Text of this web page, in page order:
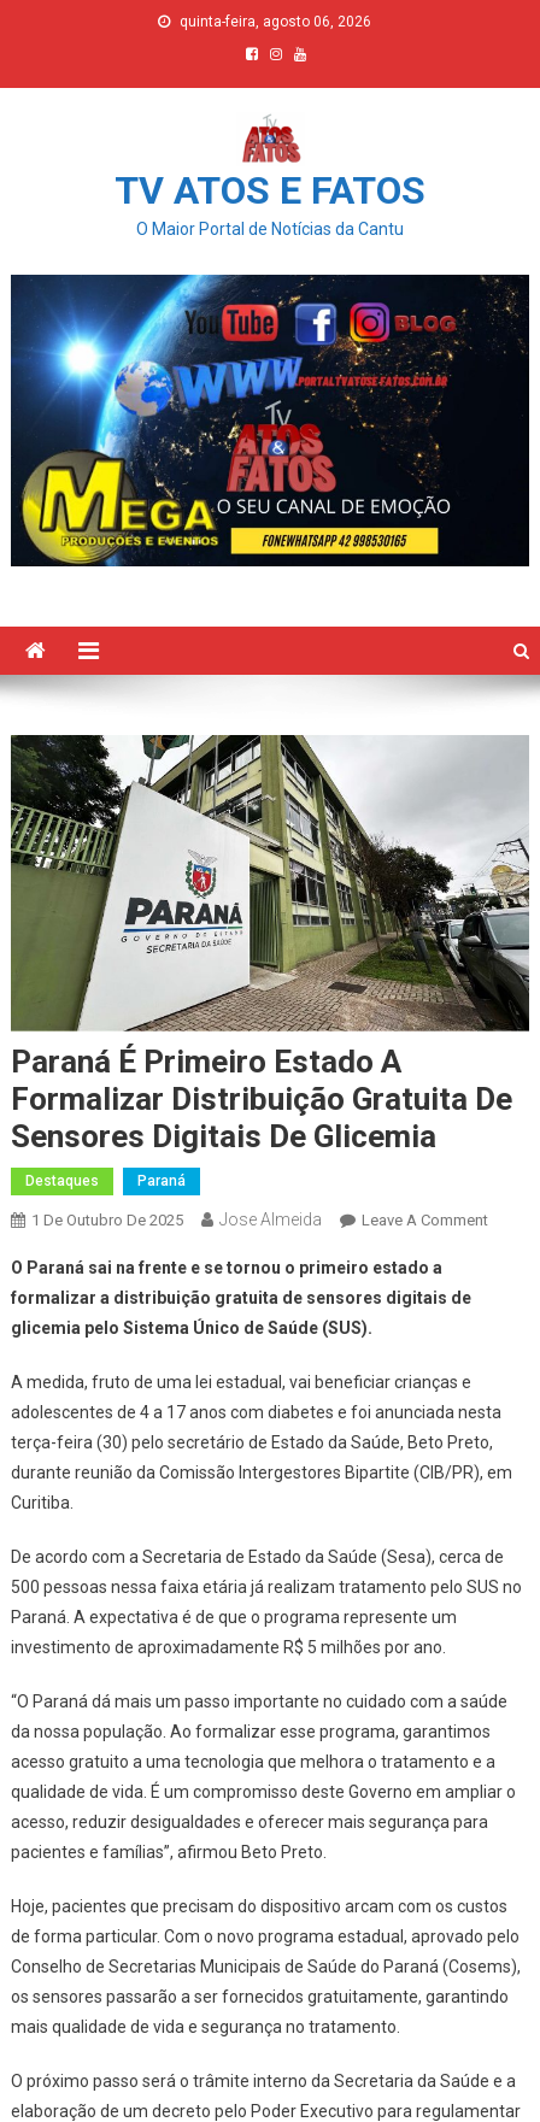
quinta-feira, agosto 06, 2026
TV ATOS E FATOS
O Maior Portal de Notícias da Cantu
Paraná É Primeiro Estado A
Formalizar Distribuição Gratuita De
Sensores Digitais De Glicemia
Destaques Paraná
1 De Outubro De 2025 Jose Almeida Leave A CommentOn
Gratuita
De
De
O Paraná sai na frente e se tornou o primeiro estado a
formalizar a distribuição gratuita de sensores digitais de
glicemia pelo Sistema Único de Saúde (SUS).
A medida, fruto de uma lei estadual, vai beneficiar crianças e
adolescentes de 4 a 17 anos com diabetes e foi anunciada nesta
terça-feira (30) pelo secretário de Estado da Saúde, Beto Preto,
durante reunião da Comissão Intergestores Bipartite (CIB/PR), em
Curitiba.
De acordo com a Secretaria de Estado da Saúde (Sesa), cerca de
500 pessoas nessa faixa etária já realizam tratamento pelo SUS no
Paraná. A expectativa é de que o programa represente um
investimento de aproximadamente R$ 5 milhões por ano.
“O Paraná dá mais um passo importante no cuidado com a saúde
da nossa população. Ao formalizar esse programa, garantimos
acesso gratuito a uma tecnologia que melhora o tratamento e a
qualidade de vida. É um compromisso deste Governo em ampliar o
acesso, reduzir desigualdades e oferecer mais segurança para
pacientes e famílias”, afirmou Beto Preto.
Hoje, pacientes que precisam do dispositivo arcam com os custos
de forma particular. Com o novo programa estadual, aprovado pelo
Conselho de Secretarias Municipais de Saúde do Paraná (Cosems),
os sensores passarão a ser fornecidos gratuitamente, garantindo
mais qualidade de vida e segurança no tratamento.
O próximo passo será o trâmite interno da Secretaria da Saúde e a
elaboração de um decreto pelo Poder Executivo para regulamentar